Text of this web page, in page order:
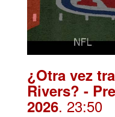
¿Otra vez
Rivers? -
2026. 23:50